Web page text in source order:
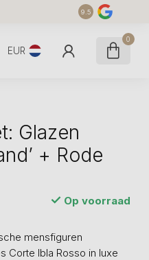
9.5
EUR
0
Glazen
+ Rode
Op voorraad
mensfiguren
Corte Ibla Rosso in luxe